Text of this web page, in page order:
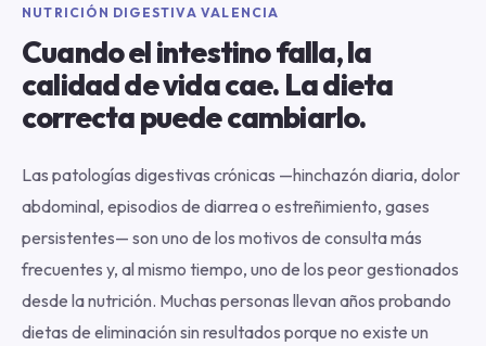
NUTRICIÓN DIGESTIVA VALENCIA
Cuando el intestino falla, la
calidad de vida cae. La dieta
correcta puede cambiarlo.
Las patologías digestivas crónicas —hinchazón diaria, dolor
abdominal, episodios de diarrea o estreñimiento, gases
persistentes— son uno de los motivos de consulta más
frecuentes y, al mismo tiempo, uno de los peor gestionados
desde la nutrición. Muchas personas llevan años probando
dietas de eliminación sin resultados porque no existe un